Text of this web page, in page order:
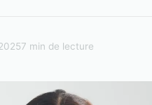
7 min de lecture